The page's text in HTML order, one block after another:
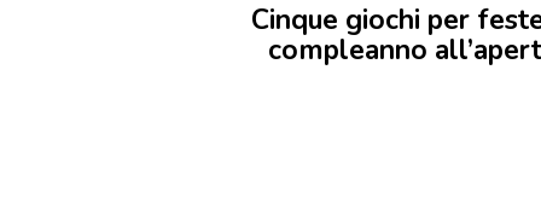
Cinque giochi per
compleanno